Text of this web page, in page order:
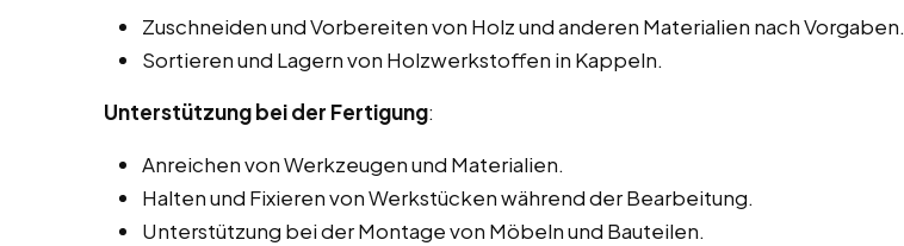
Zuschneiden und Vorbereiten von Holz und anderen Materialien nach Vorgaben.
Sortieren und Lagern von Holzwerkstoffen in Kappeln.
Unterstützung bei der Fertigung:
Anreichen von Werkzeugen und Materialien.
Halten und Fixieren von Werkstücken während der Bearbeitung.
Unterstützung bei der Montage von Möbeln und Bauteilen.